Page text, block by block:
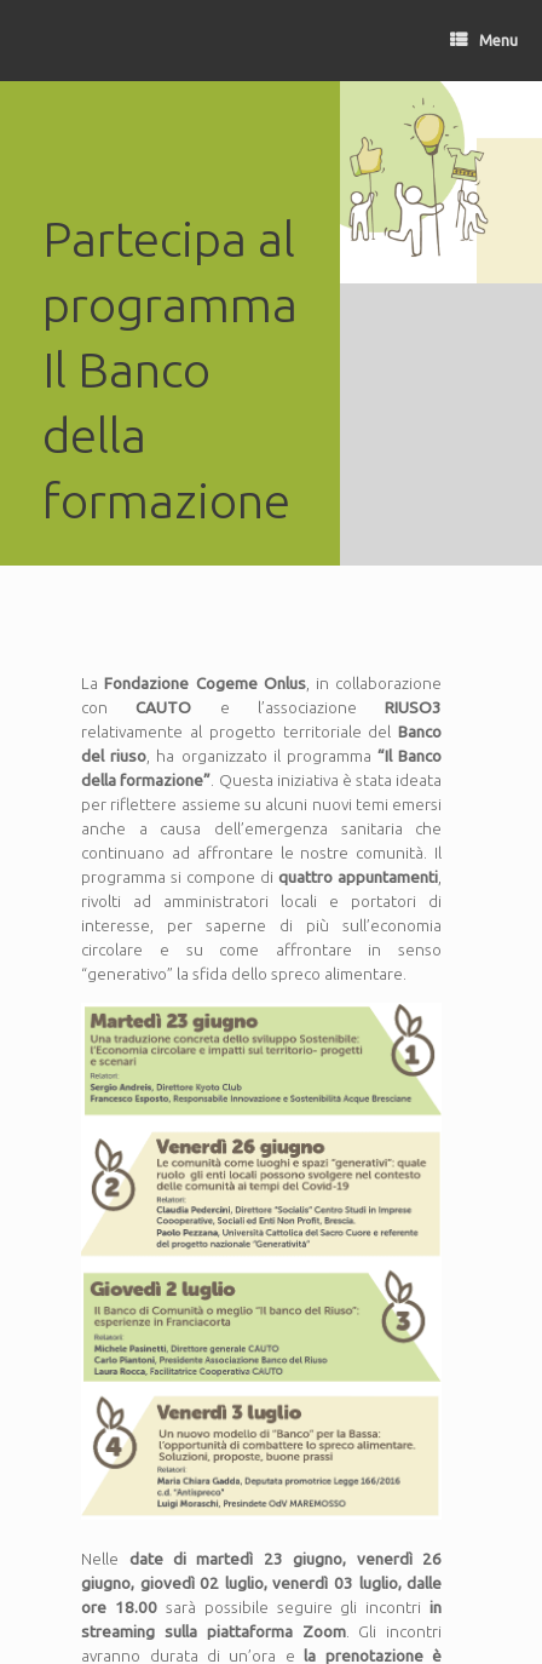
Menu
Partecipa al
programma
Il Banco
della
formazione
LaFondazione Cogeme Onlus, in collaborazione
conCAUTO e l’associazioneRIUSO3
relativamente al progetto territoriale delBanco
del riuso , ha organizzato il programma “Il Banco
della formazione” . Questa iniziativa è stata ideata
per riflettere assieme su alcuni nuovi temi emersi
anche a causa dell’emergenza sanitaria che
continuano ad affrontare le nostre comunità. Il
programma si compone diquattro appuntamenti
rivolti ad amministratori locali e portatori di
interesse, per saperne di più sull’economia
circolare e su come affrontare in senso
“generativo” la sfida dello spreco alimentare.
Nelle date di martedì 23 giugno, venerdì 26
giugno, giovedì 02 luglio, venerdì 03 luglio, dalle
ore 18.00 sarà possibile seguire gli incontriin
streaming sulla piattaforma Zoom. Gli incontri
avranno durata di un’ora ela prenotazione è